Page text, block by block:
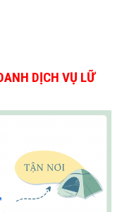
DỊCH VỤ LỮ